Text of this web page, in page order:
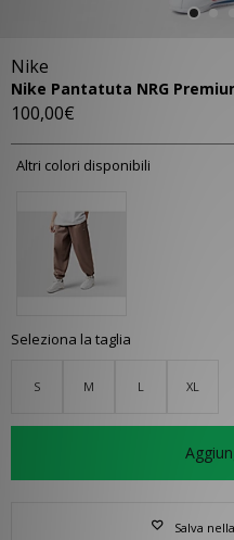
Nike
Nike Pantatuta NRG
100,00€
Altri colori disponibili
Seleziona la taglia
S M L XL
Salva